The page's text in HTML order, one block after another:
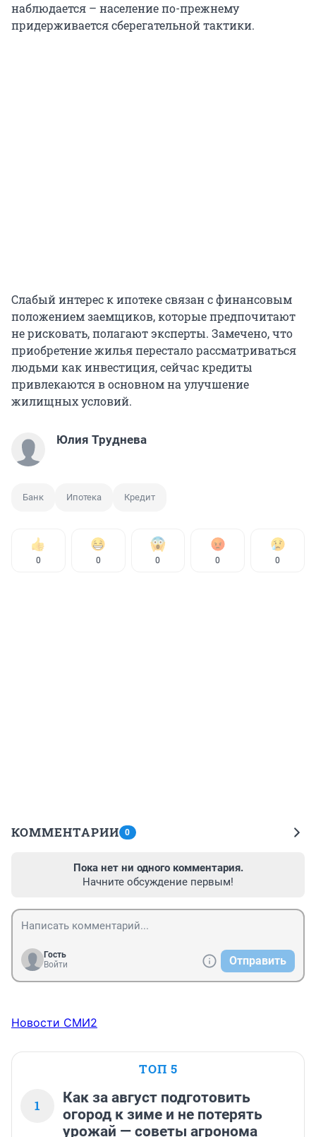
наблюдается – население по-прежнему
придерживается сберегательной тактики.
Слабый интерес к ипотеке связан с финансовым
положением заемщиков, которые предпочитают
не рисковать, полагают эксперты. Замечено, что
приобретение жилья перестало рассматриваться
людьми как инвестиция, сейчас кредиты
привлекаются в основном на улучшение
жилищных условий.
Юлия Труднева
Банк Ипотека Кредит
0 0 0 0 0
КОММЕНТАРИИ 0
Пока нет ни одного комментария.
Начните обсуждение первым!
Гость
Войти
Отправить
Новости СМИ2
ТОП 5
1
Как за август подготовить
огород к зиме и не потерять
урожай — советы агронома